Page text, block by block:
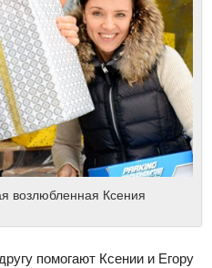
возлюбленная Ксения
помогают Ксении и Егору